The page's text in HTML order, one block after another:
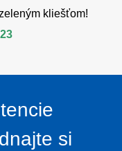
kliešťom!
si